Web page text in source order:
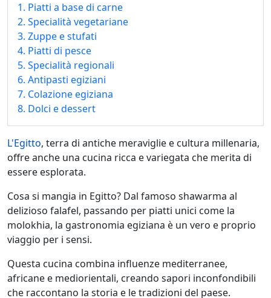
1. Piatti a base di carne
2. Specialità vegetariane
3. Zuppe e stufati
4. Piatti di pesce
5. Specialità regionali
6. Antipasti egiziani
7. Colazione egiziana
8. Dolci e dessert
L'Egitto, terra di antiche meraviglie e cultura millenaria,
offre anche una cucina ricca e variegata che merita di
essere esplorata.
Cosa si mangia in Egitto? Dal famoso shawarma al
delizioso falafel, passando per piatti unici come la
molokhia, la gastronomia egiziana è un vero e proprio
viaggio per i sensi.
Questa cucina combina influenze mediterranee,
africane e mediorientali, creando sapori inconfondibili
che raccontano la storia e le tradizioni del paese.